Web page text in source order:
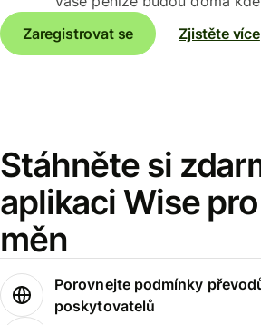
Zaregistrovat se
Zjistěte více
Stáhněte si
aplikaci Wise
měn
Porovnejte podmínky
poskytovatelů